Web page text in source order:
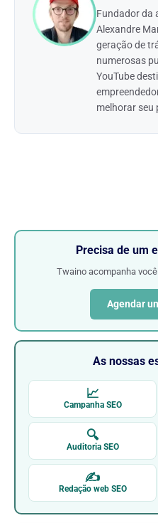
Fundador da
Alexandre
geração de
numerosas
YouTube
melhorar seu
Precisa de um
Twaino acompanha
Agendar
As nossas
📈
Campanha SEO
🔍
Auditoria SEO
✍
Redação web SEO